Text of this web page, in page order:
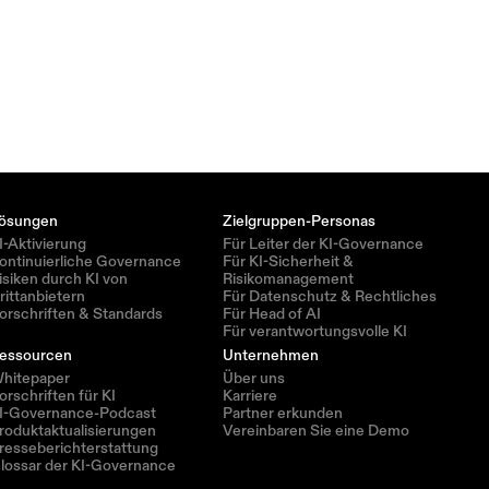
Aktivierung
Governance
durch KI von
& Standards
Zielgruppen-Personas
Für Leiter der KI-Governance
Für KI-Sicherheit &
Risikomanagement
Für Datenschutz & Rechtliches
Für Head of AI
Für verantwortungsvolle KI
für KI
Governance-Podcast
der KI-Governance
Unternehmen
Über uns
Karriere
Partner erkunden
Vereinbaren Sie eine Demo